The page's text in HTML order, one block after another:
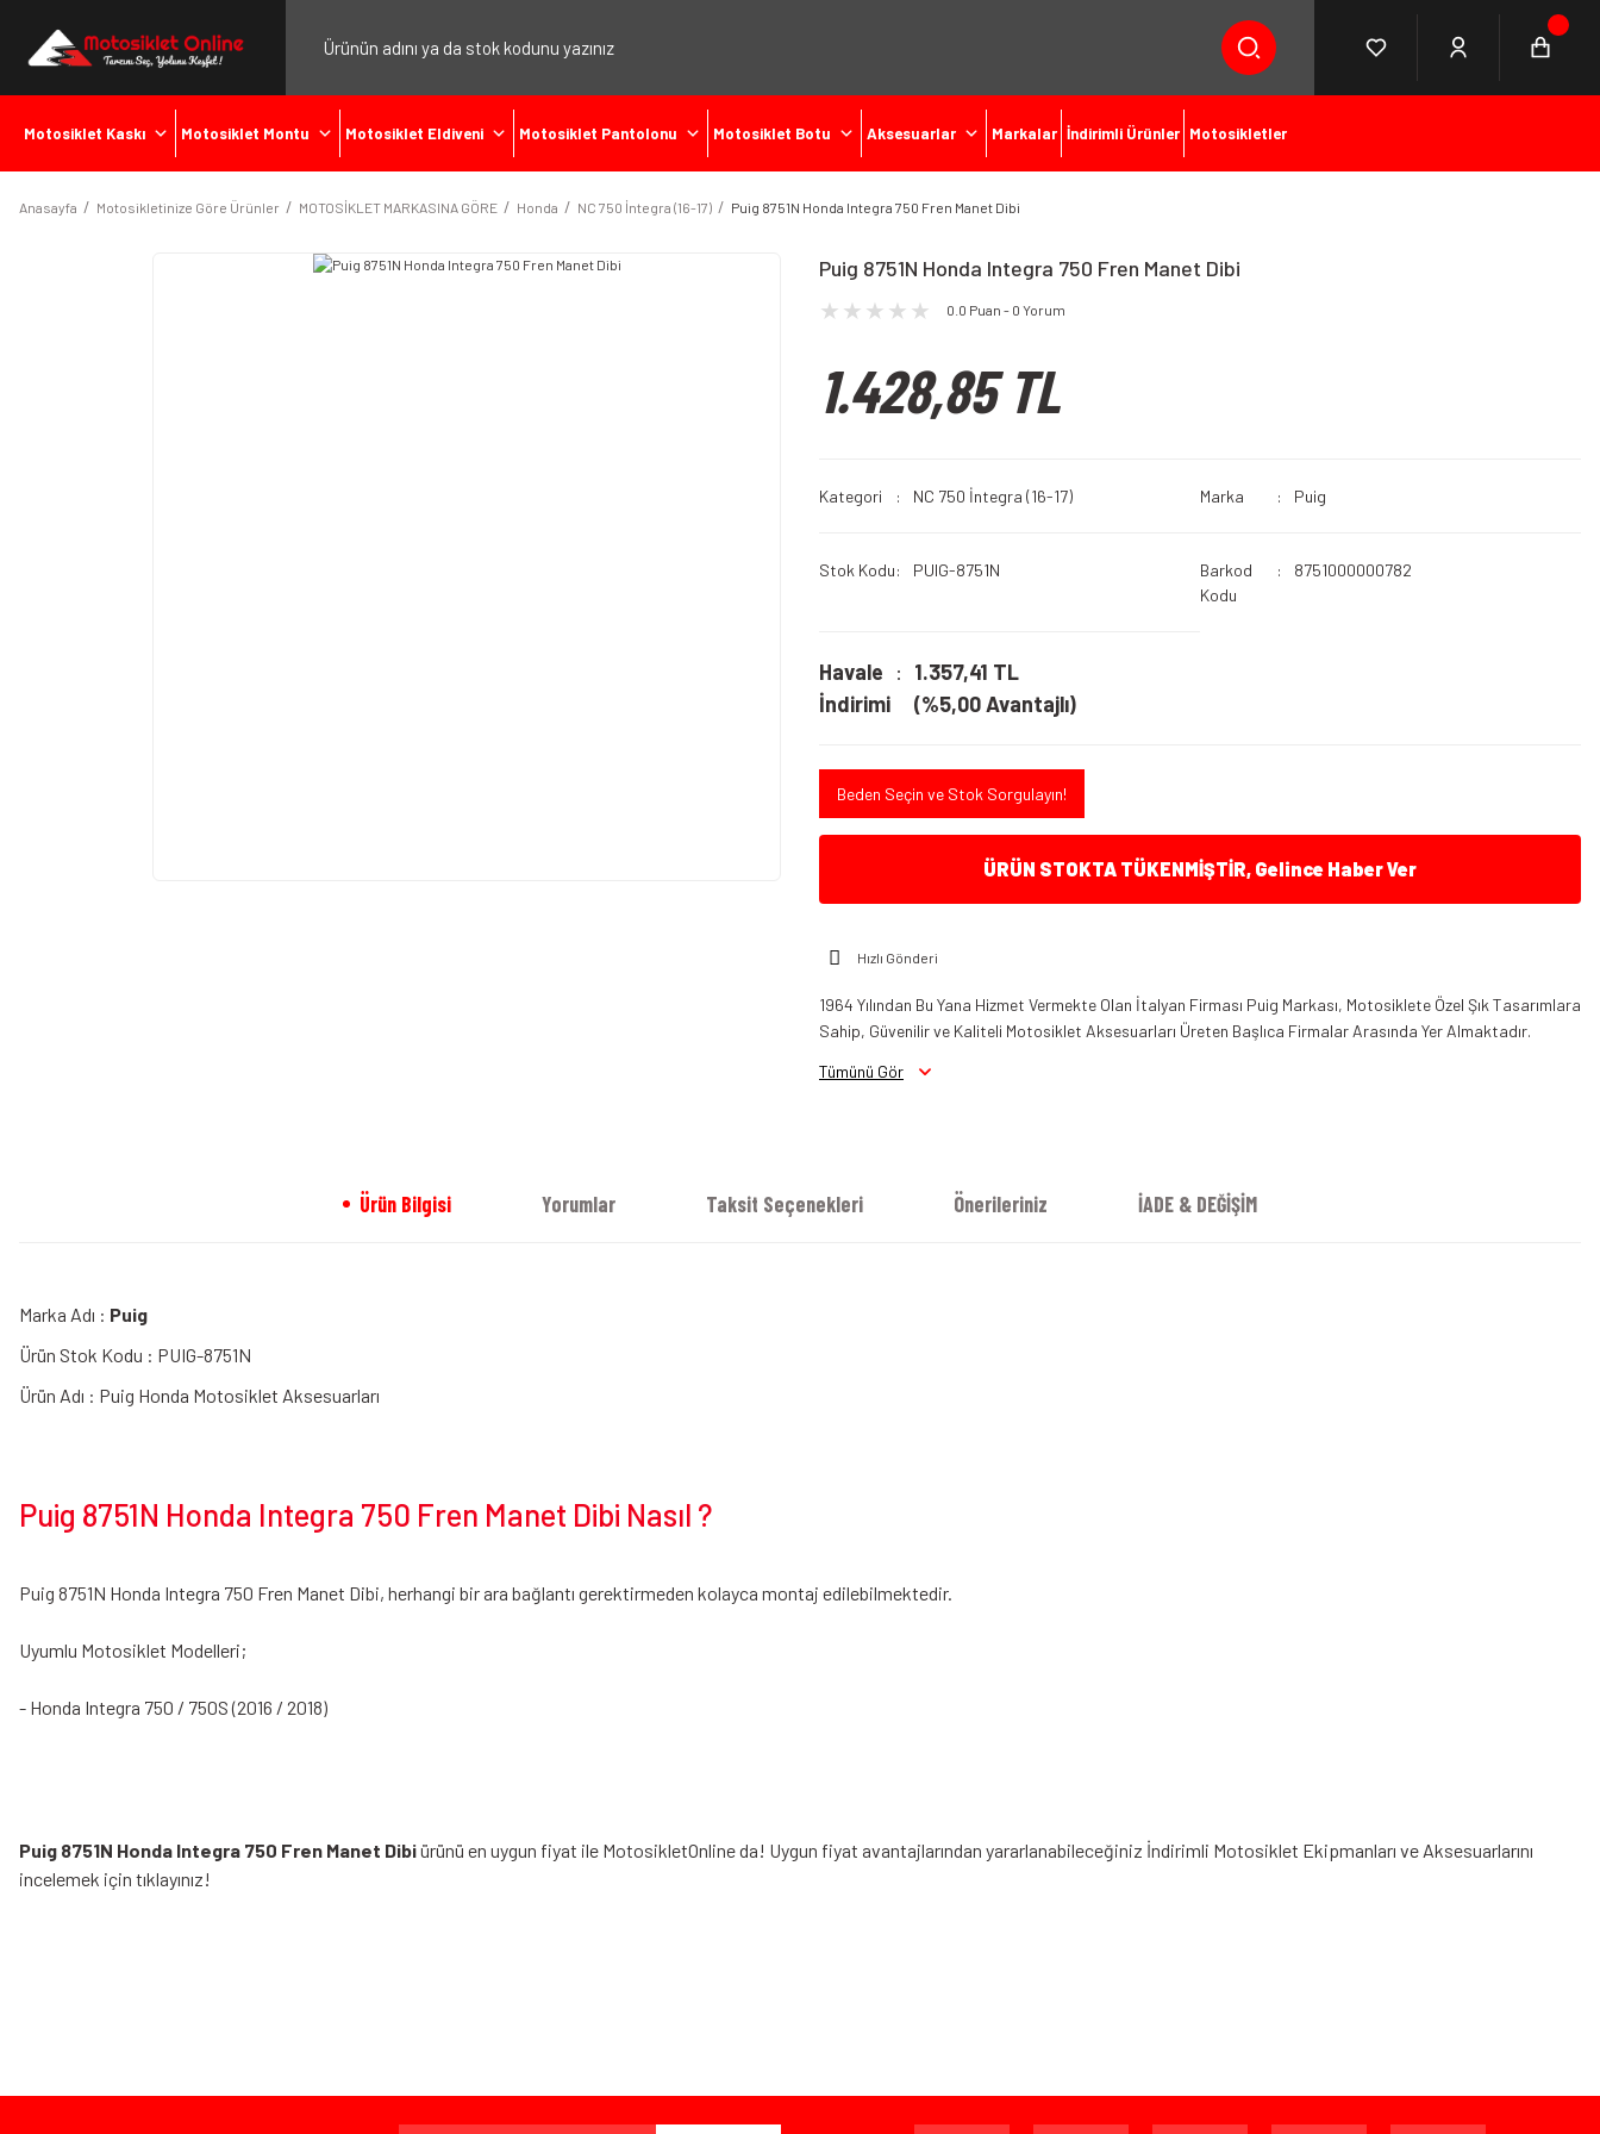
Motosiklet Kaskı Motosiklet Montu Motosiklet Eldiveni Motosiklet Pantolonu Motosiklet Botu Aksesuarlar Markalar İndirimli Ürünler Motosikletler
Anasayfa Motosikletinize Göre Ürünler MOTOSİKLET MARKASINA GÖRE Honda NC 750 İntegra (16-17) Puig 8751N Honda Integra 750 Fren Manet Dibi
Puig 8751N Honda Integra 750 Fren Manet Dibi
0.0 Puan - 0 Yorum
1.428,85 TL
Kategori NC 750 İntegra (16-17) Marka Puig
Stok Kodu PUIG-8751N
Barkod
Kodu
8751000000782
Havale
İndirimi
1.357,41 TL
(%5,00 Avantajlı)
Beden Seçin ve Stok Sorgulayın!
ÜRÜN STOKTA TÜKENMİŞTİR, Gelince Haber Ver
Hızlı Gönderi
1964 Yılından Bu Yana Hizmet Vermekte Olan İtalyan Firması Puig Markası, Motosiklete Özel Şık Tasarımlara
Sahip, Güvenilir ve Kaliteli Motosiklet Aksesuarları Üreten Başlıca Firmalar Arasında Yer Almaktadır.
Tümünü Gör
Ürün Bilgisi Yorumlar Taksit Seçenekleri Önerileriniz İADE & DEĞİŞİM
Marka Adı : Puig
Ürün Stok Kodu : PUIG-8751N
Ürün Adı : Puig Honda Motosiklet Aksesuarları
Puig 8751N Honda Integra 750 Fren Manet Dibi Nasıl ?
Puig 8751N Honda Integra 750 Fren Manet Dibi, herhangi bir ara bağlantı gerektirmeden kolayca montaj edilebilmektedir.
Uyumlu Motosiklet Modelleri;
- Honda Integra 750 / 750S (2016 / 2018)
Puig 8751N Honda Integra 750 Fren Manet Dibiürünü en uygun fiyat ile MotosikletOnline da! Uygun fiyat avantajlarından yararlanabileceğiniz İndirimli Motosiklet Ekipmanları ve Aksesuarlarını
incelemek için tıklayınız!
Ürün bilgilerinde hatalar bulunuyor.